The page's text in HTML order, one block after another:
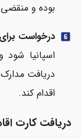
بوده و
looks_6 درخواست
اسپانیا
اقدام کند.
دریافت کارت